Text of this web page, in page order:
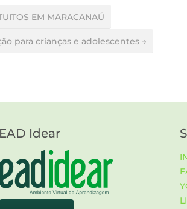
EM MARACANAÚ
para crianças e adolescentes →
EAD Idear